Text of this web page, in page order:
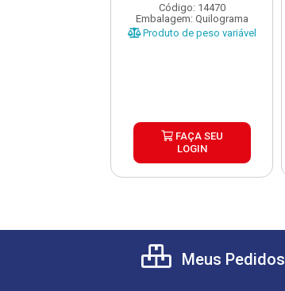
Código: 14470
Embalagem: Quilograma
Produto de peso variável
FAÇA SEU
LOGIN
Meus Pedidos